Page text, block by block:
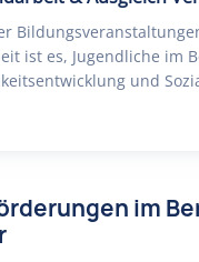
ist es, Jugendliche im
und
im